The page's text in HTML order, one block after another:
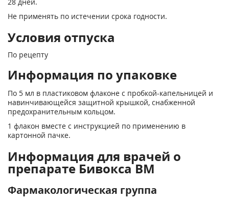
Не применять по истечении срока годности.
Условия отпуска
По рецепту
Информация по упаковке
По 5 мл в пластиковом флаконе с пробкой-капельницей и
навинчивающейся защитной крышкой, снабженной
предохранительным кольцом.
1 флакон вместе с инструкцией по применению в
картонной пачке.
Информация для врачей о
препарате Бивокса ВМ
Фармакологическая группа